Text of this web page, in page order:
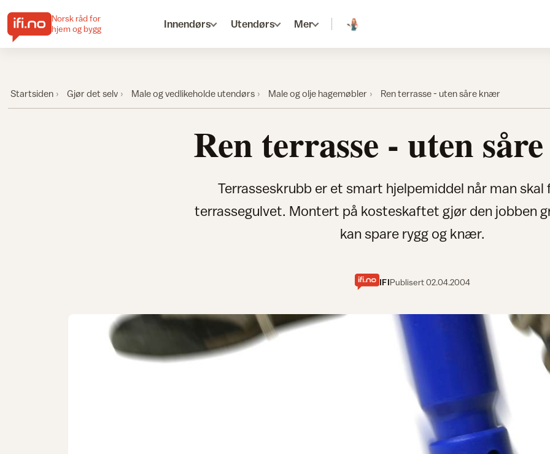
Norsk råd for
hjem og bygg
Innendørs Utendørs Mer
Startsiden Gjør det selv Male og vedlikeholde utendørs Male og olje hagemøbler Ren terrasse - uten såre knær
Ren terrasse - uten
Terrasseskrubb er et smart hjelpemiddel når man skal
terrassegulvet. Montert på kosteskaftet gjør den jobben
kan spare rygg og knær.
IFIPublisert02.04.2004